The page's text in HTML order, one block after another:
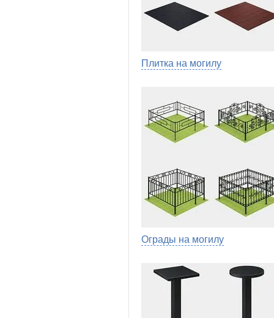
Плитка на могилу
Ограды на могилу